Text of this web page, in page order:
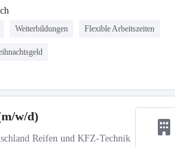
Weiterbildungen Flexible Arbeitszeiten
w/d)
Reifen und KFZ-Technik